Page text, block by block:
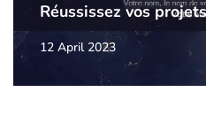
Réussissez vos
12 April 2023